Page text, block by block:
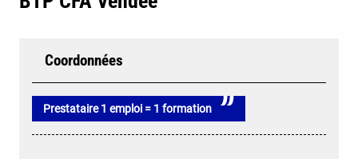
Coordonnées
Prestataire 1 emploi = 1 formation